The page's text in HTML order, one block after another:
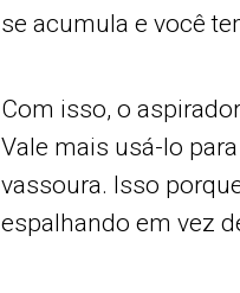
se acumula e você
Com isso, o
Vale mais usá-lo
vassoura. Isso
espalhando em vez